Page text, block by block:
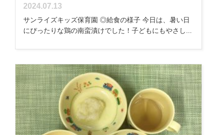
2024.07.13
サンライズキッズ保育園 ◎給食の様子 今日は、暑い日
にぴったりな鶏の南蛮漬けでした！子どもにもやさし...